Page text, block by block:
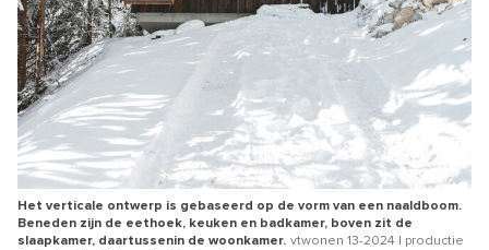
Het verticale ontwerp is gebaseerd op de vorm van een naaldboom.
Beneden zijn de eethoek, keuken en badkamer, boven zit de
slaapkamer, daartussenin de woonkamer. vtwonen 13-2024 | productie